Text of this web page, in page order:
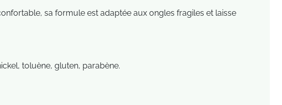
sa formule est adaptée aux ongles fragiles et laisse
toluène, gluten, parabène.